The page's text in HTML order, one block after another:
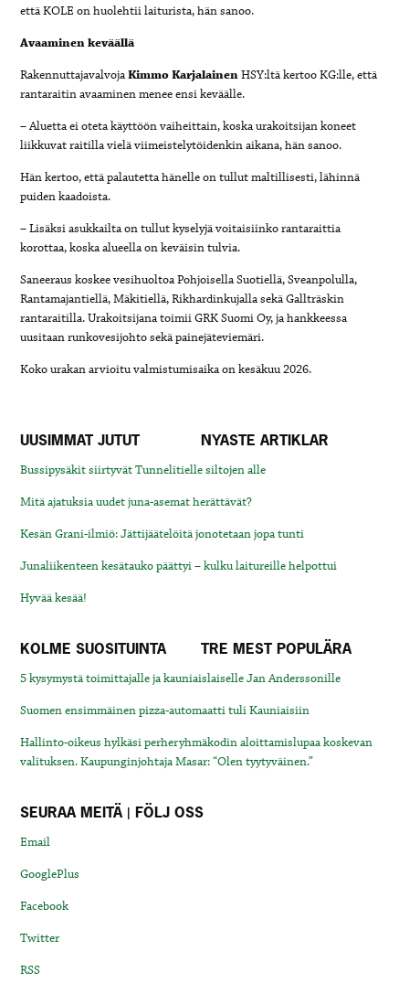
että KOLE on huolehtii laiturista, hän sanoo.
Avaaminen keväällä
RakennuttajavalvojaKimmo KarjalainenHSY:ltä kertoo KG:lle, että
rantaraitin avaaminen menee ensi keväälle.
– Aluetta ei oteta käyttöön vaiheittain, koska urakoitsijan koneet
liikkuvat raitilla vielä viimeistelytöidenkin aikana, hän sanoo.
Hän kertoo, että palautetta hänelle on tullut maltillisesti, lähinnä
puiden kaadoista.
– Lisäksi asukkailta on tullut kyselyjä voitaisiinko rantaraittia
korottaa, koska alueella on keväisin tulvia.
Saneeraus koskee vesihuoltoa Pohjoisella Suotiellä, Sveanpolulla,
Rantamajantiellä, Mäkitiellä, Rikhardinkujalla sekä Gallträskin
rantaraitilla. Urakoitsijana toimii GRK Suomi Oy, ja hankkeessa
uusitaan runkovesijohto sekä painejäteviemäri.
Koko urakan arvioitu valmistumisaika on kesäkuu 2026.
UUSIMMAT JUTUT NYASTE ARTIKLAR
Bussipysäkit siirtyvät Tunnelitielle siltojen alle
Mitä ajatuksia uudet juna-asemat herättävät?
Kesän Grani-ilmiö: Jättijäätelöitä jonotetaan jopa tunti
Junaliikenteen kesätauko päättyi – kulku laitureille helpottui
Hyvää kesää!
KOLME SUOSITUINTA TRE MEST POPULÄRA
5 kysymystä toimittajalle ja kauniaislaiselle Jan Anderssonille
Suomen ensimmäinen pizza-automaatti tuli Kauniaisiin
Hallinto-oikeus hylkäsi perheryhmäkodin aloittamislupaa koskevan
valituksen. Kaupunginjohtaja Masar: “Olen tyytyväinen.”
SEURAA MEITÄ | FÖLJ OSS
Email
GooglePlus
Facebook
Twitter
RSS